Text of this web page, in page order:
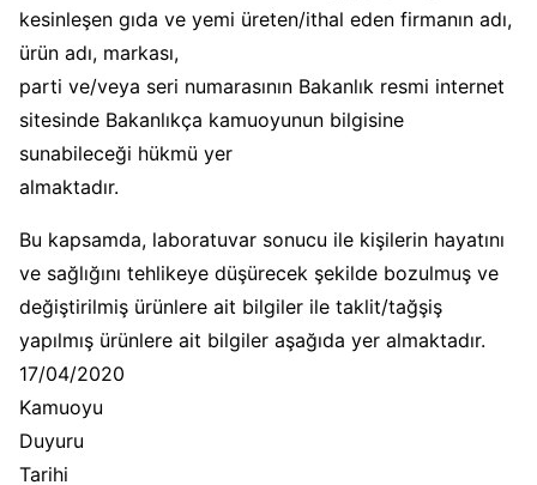
kesinleşen gıda ve yemi üreten/ithal eden firmanın adı,
ürün adı, markası,
parti ve/veya seri numarasının Bakanlık resmi internet
sitesinde Bakanlıkça kamuoyunun bilgisine
sunabileceği hükmü yer
almaktadır.
Bu kapsamda, laboratuvar sonucu ile kişilerin hayatını
ve sağlığını tehlikeye düşürecek şekilde bozulmuş ve
değiştirilmiş ürünlere ait bilgiler ile taklit/tağşiş
yapılmış ürünlere ait bilgiler aşağıda yer almaktadır.
17/04/2020
Kamuoyu
Duyuru
Tarihi